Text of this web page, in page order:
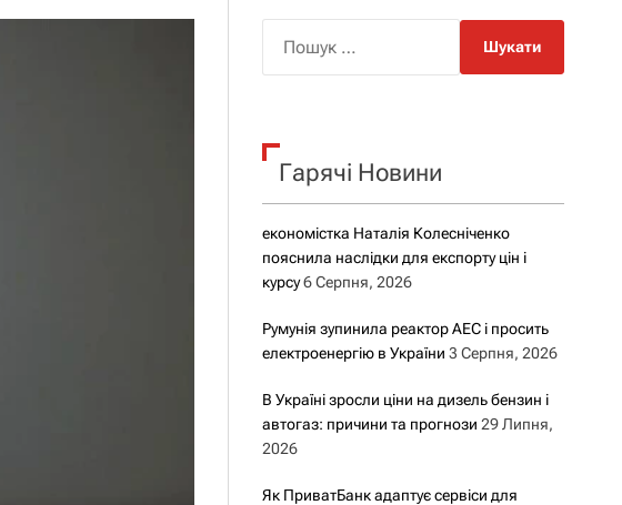
р
о
у
к
Гарячі Новини
економістка Наталія Колесніченко
пояснила наслідки для експорту цін і
курсу 6 Серпня, 2026
Румунія зупинила реактор АЕС і просить
електроенергію в України 3 Серпня, 2026
В Україні зросли ціни на дизель бензин і
автогаз: причини та прогнози 29 Липня,
2026
Як ПриватБанк адаптує сервіси для